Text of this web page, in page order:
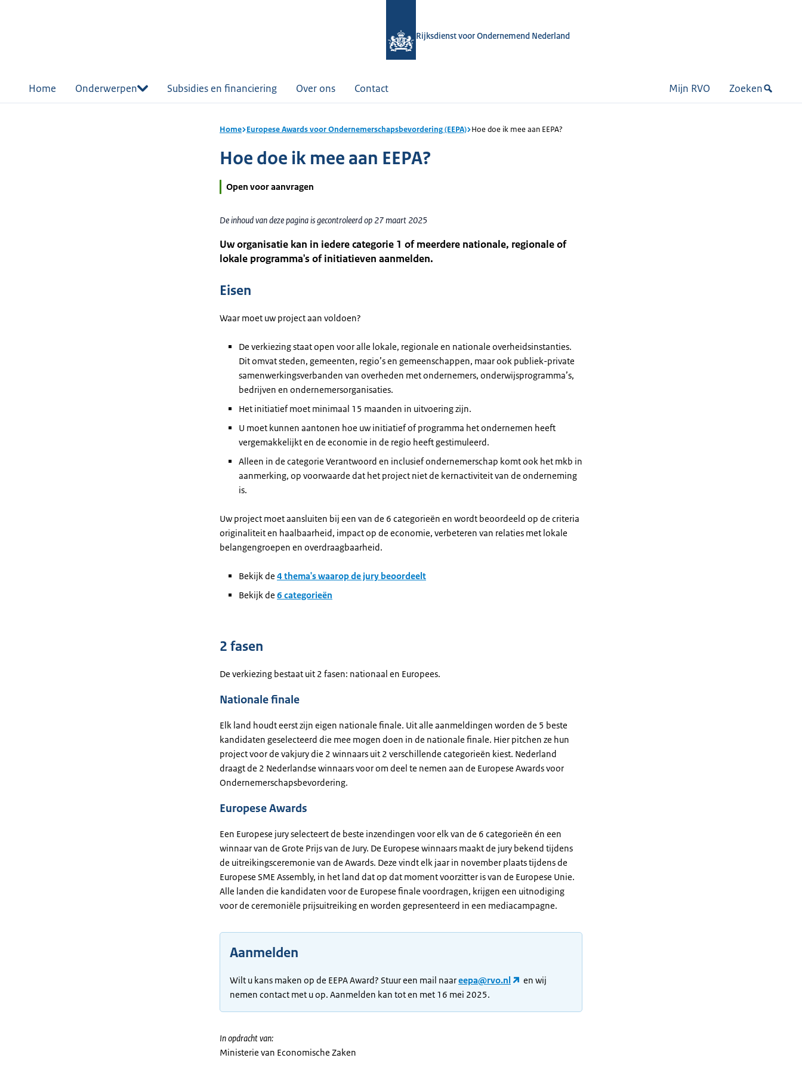
Rijksdienst voor Ondernemend Nederland
Home Onderwerpen Subsidies en financiering Over ons Contact Mijn RVO Zoeken
Home Europese Awards voor Ondernemerschapsbevordering (EEPA) Hoe doe ik mee aan EEPA?
Hoe doe ik mee aan EEPA?
Open voor aanvragen
De inhoud van deze pagina is gecontroleerd op 27 maart 2025
Uw organisatie kan in iedere categorie 1 of meerdere nationale, regionale of
lokale programma's of initiatieven aanmelden.
Eisen
Waar moet uw project aan voldoen?
De verkiezing staat open voor alle lokale, regionale en nationale overheidsinstanties.
Dit omvat steden, gemeenten, regio’s en gemeenschappen, maar ook publiek-private
samenwerkingsverbanden van overheden met ondernemers, onderwijsprogramma’s,
bedrijven en ondernemersorganisaties.
Het initiatief moet minimaal 15 maanden in uitvoering zijn.
U moet kunnen aantonen hoe uw initiatief of programma het ondernemen heeft
vergemakkelijkt en de economie in de regio heeft gestimuleerd.
Alleen in de categorie Verantwoord en inclusief ondernemerschap komt ook het mkb in
aanmerking, op voorwaarde dat het project niet de kernactiviteit van de onderneming
is.
Uw project moet aansluiten bij een van de 6 categorieën en wordt beoordeeld op de criteria
originaliteit en haalbaarheid, impact op de economie, verbeteren van relaties met lokale
belangengroepen en overdraagbaarheid.
Bekijk de 4 thema's waarop de jury beoordeelt
Bekijk de 6 categorieën
2 fasen
De verkiezing bestaat uit 2 fasen: nationaal en Europees.
Nationale finale
Elk land houdt eerst zijn eigen nationale finale. Uit alle aanmeldingen worden de 5 beste
kandidaten geselecteerd die mee mogen doen in de nationale finale. Hier pitchen ze hun
project voor de vakjury die 2 winnaars uit 2 verschillende categorieën kiest. Nederland
draagt de 2 Nederlandse winnaars voor om deel te nemen aan de Europese Awards voor
Ondernemerschapsbevordering.
Europese Awards
Een Europese jury selecteert de beste inzendingen voor elk van de 6 categorieën én een
winnaar van de Grote Prijs van de Jury. De Europese winnaars maakt de jury bekend tijdens
de uitreikingsceremonie van de Awards. Deze vindt elk jaar in november plaats tijdens de
Europese SME Assembly, in het land dat op dat moment voorzitter is van de Europese Unie.
Alle landen die kandidaten voor de Europese finale voordragen, krijgen een uitnodiging
voor de ceremoniële prijsuitreiking en worden gepresenteerd in een mediacampagne.
Aanmelden
Wilt u kans maken op de EEPA Award? Stuur een mail naareepa@rvo.nl
en wij
nemen contact met u op. Aanmelden kan tot en met 16 mei 2025.
In opdracht van:
Ministerie van Economische Zaken